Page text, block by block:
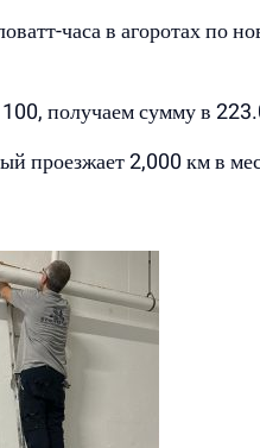
часа в агоротах по
получаем сумму в
проезжает 2,000 км в